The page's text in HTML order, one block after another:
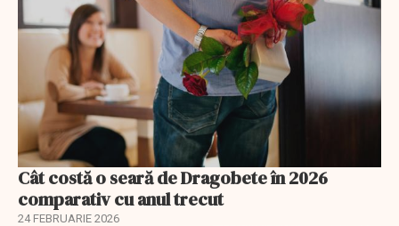
Cât costă o seară de Dragobete în 2026
comparativ cu anul trecut
24 FEBRUARIE 2026